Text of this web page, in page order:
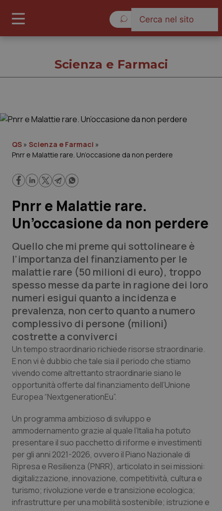
Cronache
Lavoro e Professioni
Scienza e Farmaci
Studi e Analisi
Lettere al direttore
Edizioni Regionali
QS Pro
Professionisti Sanitari.AI
Abruzzo
Basilicata
Calabria
Campania
Emilia-Romagna
QS Pro Gold
Artrite & artrosi
Asma & BPCO
Car-T
Colesterolo & coronaropatie
QS Club Newsletter
Scienza e Farmaci
QS » Scienza e Farmaci »
Pnrr e Malattie rare. Un’occasione da non perdere
Pnrr e Malattie rare.
Un’occasione da non perdere
Quello che mi preme qui sottolineare è
l’importanza del finanziamento per le
malattie rare (50 milioni di euro), troppo
spesso messe da parte in ragione dei loro
numeri esigui quanto a incidenza e
prevalenza, non certo quanto a numero
complessivo di persone (milioni)
costrette a conviverci
Un tempo straordinario richiede risorse straordinarie.
E non vi è dubbio che tale sia il periodo che stiamo
vivendo come altrettanto straordinarie siano le
opportunità offerte dal finanziamento dell’Unione
Europea “NextgenerationEu”.
Un programma ambizioso di sviluppo e
ammodernamento grazie al quale l’Italia ha potuto
presentare il suo pacchetto di riforme e investimenti
per gli anni 2021-2026, ovvero il Piano Nazionale di
Ripresa e Resilienza (PNRR), articolato in sei missioni:
digitalizzazione, innovazione, competitività, cultura e
turismo; rivoluzione verde e transizione ecologica;
infrastrutture per una mobilità sostenibile; istruzione e